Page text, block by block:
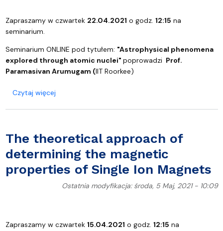
Zapraszamy w czwartek 22.04.2021 o godz. 12:15 na
seminarium.
Seminarium ONLINE pod tytułem: "Astrophysical phenomena
explored through atomic nuclei" poprowadzi Prof.
Paramasivan Arumugam (IIT Roorkee)
Czytaj więcejo Astrophysical phenomena explored through
The theoretical approach of
determining the magnetic
properties of Single Ion Magnets
Ostatnia modyfikacja: środa, 5 Maj, 2021 - 10:09
Zapraszamy w czwartek 15.04.2021 o godz. 12:15 na